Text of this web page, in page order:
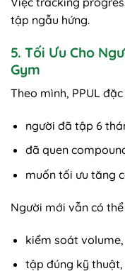
tập ngẫu hứng.
5. Tối Ưu Cho
Gym
Theo mình, PPUL
người đã tập 6
đã quen
muốn tối ưu tăng
Người mới vẫn có
kiểm soát volume,
tập đúng kỹ thuật,